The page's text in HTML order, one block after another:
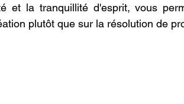
et la tranquillité d'esprit, vous
plutôt que sur la résolution de